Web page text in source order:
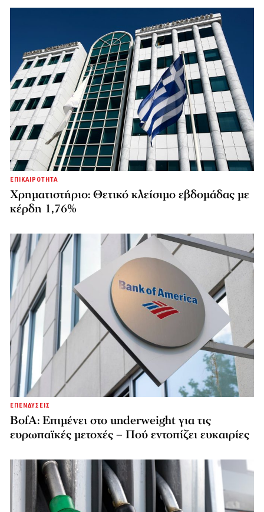
ΕΠΙΚΑΙΡΟΤΗΤΑ
Χρηματιστήριο: Θετικό κλείσιμο εβδομάδας με
κέρδη 1,76%
ΕΠΕΝΔΥΣΕΙΣ
BofA: Επιμένει στο underweight για τις
ευρωπαϊκές μετοχές – Πού εντοπίζει ευκαιρίες